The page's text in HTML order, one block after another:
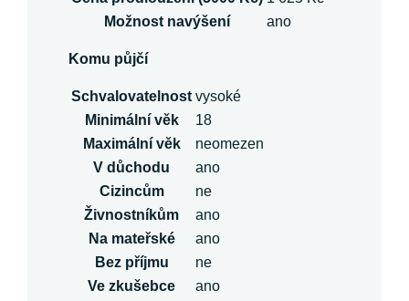
Možnost navýšení
ano
Komu půjčí
Schvalovatelnost vysoké
Minimální věk
18
Maximální věk
neomezen
V důchodu
ano
Cizincům
ne
Živnostníkům
ano
Na mateřské
ano
Bez příjmu
ne
Ve zkušebce
ano